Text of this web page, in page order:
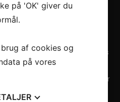
& skarpe
har været på et
Danmark for at lære Ditec´s
bunds.
hele taget kendetegnede for
på 'OK' giver du
af cookies og
på vores